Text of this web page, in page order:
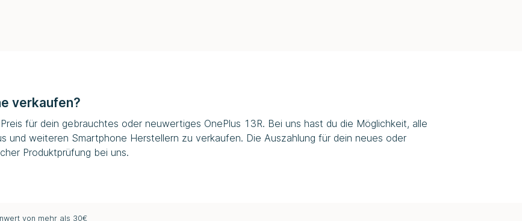
verkaufen?
für dein gebrauchtes oder neuwertiges OnePlus 13R. Bei uns hast du die Möglichkeit, alle
und weiteren Smartphone Herstellern zu verkaufen. Die Auszahlung für dein neues oder
Produktprüfung bei uns.
von mehr als 30€